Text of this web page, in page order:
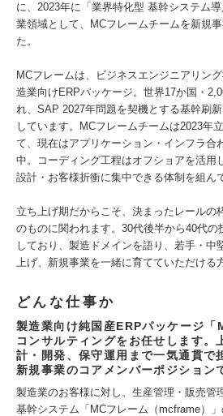
に、2023年に「業界特化型 基幹システム
業領域として、MCフレームチームを新規
た。
MCフレームは、ビジネスエンジニアリン
造業向けERPパッケージ。世界17か国・
れ、SAP 2027年問題を契機とする基幹刷
しています。MCフレームチームは2023年
て、現在はアプリケーション・インフラ合
中。コーディング工程はオフショアを活用
設計・お客様折衝に集中できる体制を組ん
立ち上げ期だからこそ、決まったレールの
のものに関われます。30代後半から40代
しており、製造ドメインを語り、若手・中
上げ、新規事業を一緒に育てていただける
どんな仕事か
製造業向け純国産ERPパッケージ「
コンサルティングをお任せします。
計・開発、保守運用まで一気通貫で
新規事業のコアメンバーポジション
製造業のお客様に対し、生産管理・販売管
基幹システム「MCフレーム（mcframe）